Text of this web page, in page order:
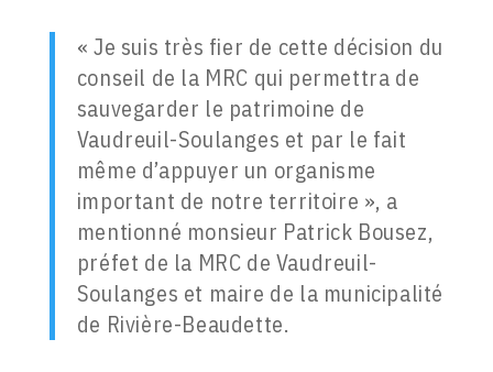
« Je suis très fier de cette décision du
conseil de la MRC qui permettra de
sauvegarder le patrimoine de
Vaudreuil-Soulanges et par le fait
même d’appuyer un organisme
important de notre territoire », a
mentionné monsieur Patrick Bousez,
préfet de la MRC de Vaudreuil-
Soulanges et maire de la municipalité
de Rivière-Beaudette.